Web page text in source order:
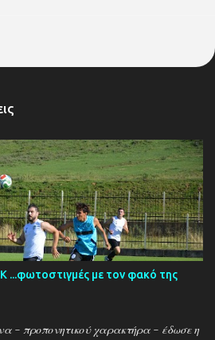
με τον φακό της
- προπονητικού χαρακτήρα - έδωσε η